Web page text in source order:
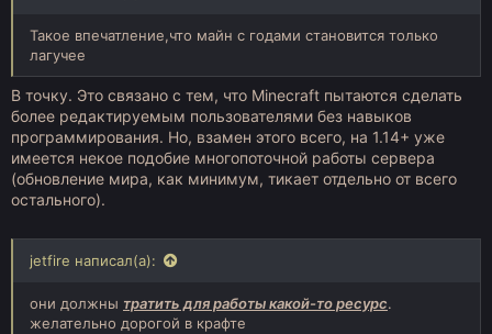
Такое впечатление,что майн с годами становится только
лагучее
В точку. Это связано с тем, что Minecraft пытаются сделать
более редактируемым пользователями без навыков
программирования. Но, взамен этого всего, на 1.14+ уже
имеется некое подобие многопоточной работы сервера
(обновление мира, как минимум, тикает отдельно от всего
остального).
jetfire написал(а):
они должны тратить для работы какой-то ресурс.
желательно дорогой в крафте